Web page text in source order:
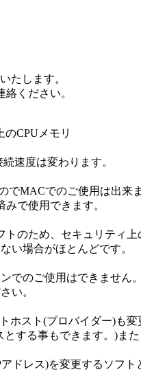
たします。
絡ください。
のCPUメモリ
速度は変わります。
でMACでのご使用は出来
みで使用できます。
のため、セキュリティ
い場合がほとんどです。
でのご使用はできません。
い。
ホスト(プロバイダー)も
する事もできます。)ま
ドレス)を変更するソフ